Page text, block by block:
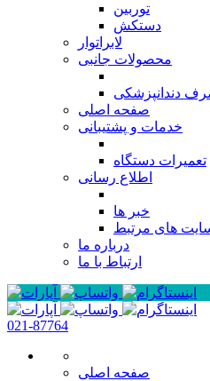
توربین
دستکش
لابراتوار
محصولات جانبی
دندانپزشکی
صفحه اصلی
خدمات و پشتیبانی
تعمیرات دستگاه
اطلاع رسانی
خبر ها
های مرتبط
درباره ما
ارتباط با ما
021-87764
صفحه اصلی